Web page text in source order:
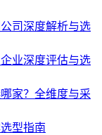
司深度解析与选
业深度评估与选
家？全维度与采
型指南